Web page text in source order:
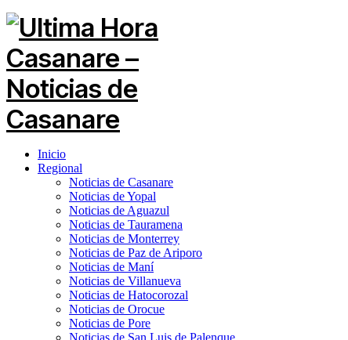
Inicio
Regional
Noticias de Casanare
Noticias de Yopal
Noticias de Aguazul
Noticias de Tauramena
Noticias de Monterrey
Noticias de Paz de Ariporo
Noticias de Maní
Noticias de Villanueva
Noticias de Hatocorozal
Noticias de Orocue
Noticias de Pore
Noticias de San Luis de Palenque